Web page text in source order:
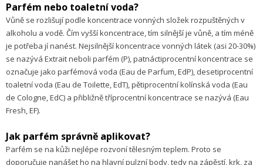
Parfém nebo toaletní voda?
Vůně se rozlišují podle koncentrace vonných složek rozpuštěných v
alkoholu a vodě. Čím vyšší koncentrace, tím silnější je vůně, a tím méně
je potřeba jí nanést. Nejsilnější koncentrace vonných látek (asi 20-30%)
se nazývá Extrait neboli parfém (P), patnáctiprocentní koncentrace se
označuje jako parfémová voda (Eau de Parfum, EdP), desetiprocentní
toaletní voda (Eau de Toilette, EdT), pětiprocentní kolínská voda (Eau
de Cologne, EdC) a přibližně tříprocentní koncentrace se nazývá (Eau
Fresh, EF).
Jak parfém správně aplikovat?
Parfém se na kůži nejlépe rozvoní tělesným teplem. Proto se
doporučuje nanášet ho na hlavní pulzní body, tedy na zápěstí, krk, za